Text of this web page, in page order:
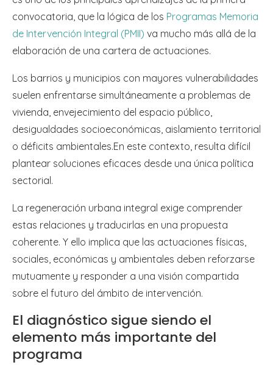
convocatoria, que la lógica de los Programas Memoria
de Intervención Integral (PMII) va mucho más allá de la
elaboración de una cartera de actuaciones.
Los barrios y municipios con mayores vulnerabilidades
suelen enfrentarse simultáneamente a problemas de
vivienda, envejecimiento del espacio público,
desigualdades socioeconómicas, aislamiento territorial
o déficits ambientales.En este contexto, resulta difícil
plantear soluciones eficaces desde una única política
sectorial.
La regeneración urbana integral exige comprender
estas relaciones y traducirlas en una propuesta
coherente. Y ello implica que las actuaciones físicas,
sociales, económicas y ambientales deben reforzarse
mutuamente y responder a una visión compartida
sobre el futuro del ámbito de intervención.
El diagnóstico sigue siendo el
elemento más importante del
programa